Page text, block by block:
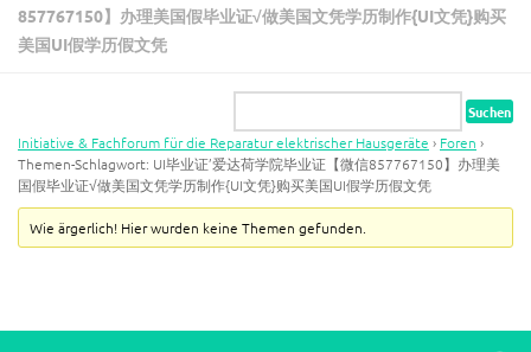
857767150】办理美国假毕业证√做美国文凭学历制作{UI文凭}购买
美国UI假学历假文凭
Initiative & Fachforum für die Reparatur elektrischer Hausgeräte › Foren ›
Themen-Schlagwort: UI毕业证’爱达荷学院毕业证【微信857767150】办理美
国假毕业证√做美国文凭学历制作{UI文凭}购买美国UI假学历假文凭
Wie ärgerlich! Hier wurden keine Themen gefunden.